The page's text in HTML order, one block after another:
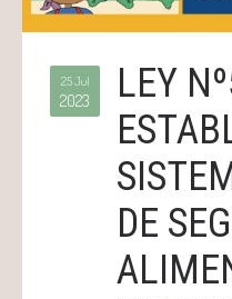
25 Jul
2023
LEY
DE